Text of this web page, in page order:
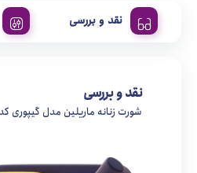
نقد و بررسی
نقد و بررسی
شورت زنانه ماریلین مدل گیپوری کد 4650-